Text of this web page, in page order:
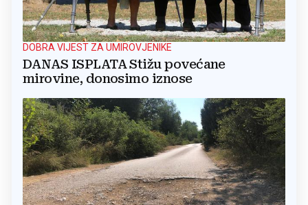
DOBRA VIJEST ZA UMIROVJENIKE
DANAS ISPLATA Stižu povećane
mirovine, donosimo iznose